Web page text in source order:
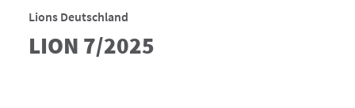
Lions Deutschland
LION 7/2025